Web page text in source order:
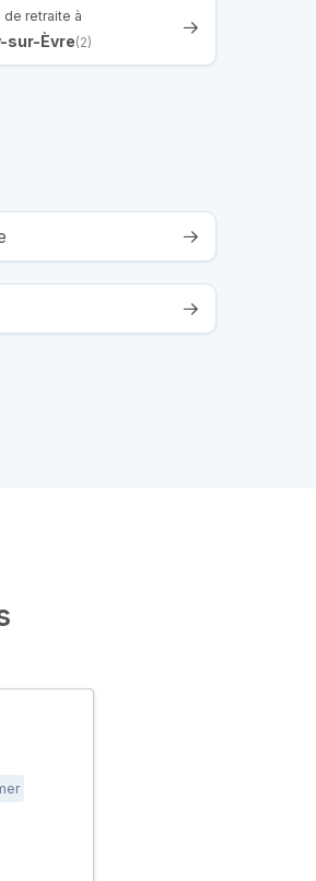
de retraite à
sur-Èvre(2)